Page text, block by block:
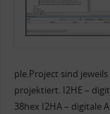
ple.Project sind
projektiert. I2HE –
38hex I2HA – digitale